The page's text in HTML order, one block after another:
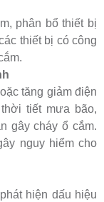
phân bổ thiết bị
thiết bị có công
tăng giảm điện
tiết mưa bão,
gây cháy ổ cắm.
nguy hiểm cho
hiện dấu hiệu